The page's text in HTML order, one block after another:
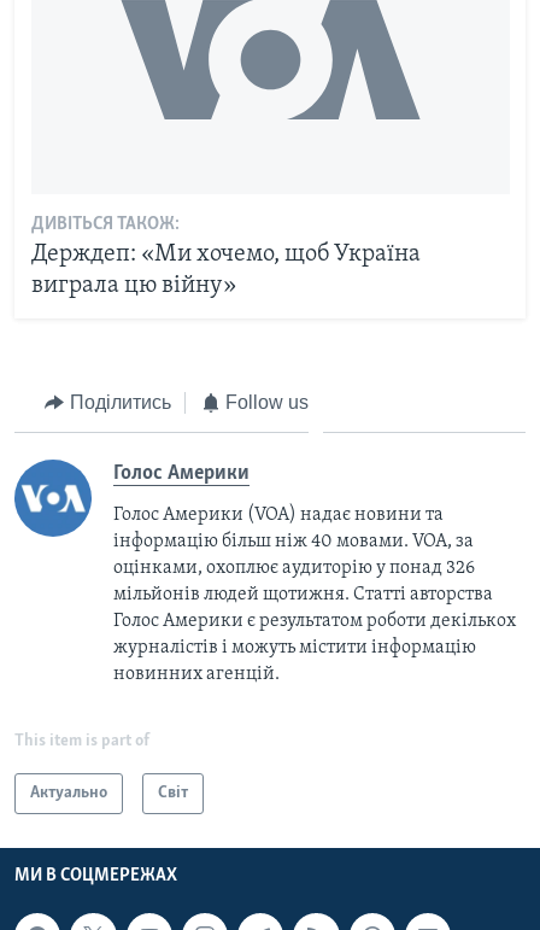
ДИВІТЬСЯ ТАКОЖ:
Держдеп: «Ми хочемо, щоб Україна
виграла цю війну»
Поділитись Follow us
Голос Америки
Голос Америки (VOA) надає новини та
інформацію більш ніж 40 мовами. VOA, за
оцінками, охоплює аудиторію у понад 326
мільйонів людей щотижня. Статті авторства
Голос Америки є результатом роботи декількох
журналістів і можуть містити інформацію
новинних агенцій.
This item is part of
Актуально Світ
МИ В СОЦМЕРЕЖАХ